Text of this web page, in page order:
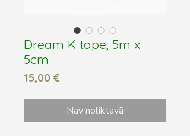
Dream K tape, 5m x
5cm
15,00 €Cena
Nav noliktavā